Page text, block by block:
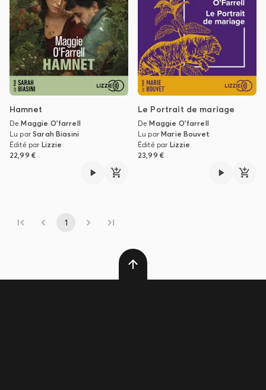
Hamnet
DeMaggie O'farrell
Lu parSarah Biasini
Édité par Lizzie
22,99 €
Le Portrait de mariage
DeMaggie O'farrell
Lu parMarie Bouvet
Édité par Lizzie
23,99 €
1